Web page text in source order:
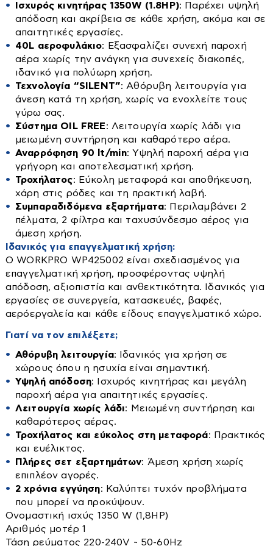
Πολύφωτα
Πορτατίφ
Πρίζες-διακόπτες
Προβολείς
Σποτ
Ταινίες Led
Τοίχου
Ερμάρια
Καθρέπτες
Καλόγεροι
Καναπέδες
Καρέκλες
Κομοδίνα
Κρεβάτια
Κουρτινόξυλα
Μαξιλάρια-Καλύμματα-Παπλώματα
Ντουλάπες-Ραφιέρες
Παπουτσοθήκες
Πολυθρόνες
Σκαμπό
Στρώματα
Συρταριέρες
Τουαλέτες-κονσόλες
Τραπεζάκια Σαλονιού
Τραπεζαριες
Τραπέζια
Είδη Εξοχής - Εποχιακά
Set επίπλων
Αποθήκες-μπαούλα-σκίαστρα
Διάφορα είδη εξοχής
Καρέκλες-Πολυθρόνες-Σκαμπό
Κιόσκια
Κούνιες
Ντουλάπες
Ξαπλώστρες
Ομπρέλες
Παγκάκια
Τραπέζια
Κρεβάτια-Στρώματα
Κρεβάτια
Στρώματα
Δεξαμενές
Βαρέλια
Μπιτόνια
Βυτία
Αντλίες
Διάφορα εξαρτήματα
Βενζιναντλίες
Βυθιζόμενες
Επιφάνειας
Πιεστικά Δοχεία
Πιεστικά Συγκροτήματα
Αγροτικά
Αλυσοπρίονα
Αναλώσιμα
Δοχεία αποθήκευσης λαδιού-κρασιού
Ελαιοραβδιστικά
Εργαλεία χειρός
Είδη Ποτίσματος-λάστιχα
Μικροσυσκευές
Αποχυμωτές-στίφτες
Ονομαστική ισχύς 1350 W (1,8HP)
Αριθμός μοτέρ 1
Τάση ρεύματος 220-240V ~ 50-60Hz
Πίεση λειτουργίας 8 bar
Αεροφυλάκιο 40 lt
Τεχνολογία ΄SILENT΄ Χαμηλού θορύβου
Σύστημα OIL FREE Χωρίς λάδι
Στροφές χωρίς φορτίο 2880 rpm
Ροή αέρα 90 lt/min
Μήκος καλωδίου 0,3 m
Επαγγελματική χρήση ΝΑΙ
Τροχήλατος ΝΑΙ
Συμπαραδιδόμενα εξαρτήματα 2 πέλματα, 2 φίλτρα,
ταχυσύνδεσμος αέρος.
Ισχυρός κινητήρας 1350W (1.8HP): Παρέχει υψηλή
απόδοση και ακρίβεια σε κάθε χρήση, ακόμα και σε
απαιτητικές εργασίες.
40L αεροφυλάκιο: Εξασφαλίζει συνεχή παροχή
αέρα χωρίς την ανάγκη για συνεχείς διακοπές,
ιδανικό για πολύωρη χρήση.
Τεχνολογία “SILENT”: Αθόρυβη λειτουργία για
άνεση κατά τη χρήση, χωρίς να ενοχλείτε τους
γύρω σας.
Σύστημα OIL FREE: Λειτουργία χωρίς λάδι για
μειωμένη συντήρηση και καθαρότερο αέρα.
Αναρρόφηση 90 lt/min: Υψηλή παροχή αέρα για
γρήγορη και αποτελεσματική χρήση.
Τροχήλατος: Εύκολη μεταφορά και αποθήκευση,
χάρη στις ρόδες και τη πρακτική λαβή.
Συμπαραδιδόμενα εξαρτήματα: Περιλαμβάνει 2
πέλματα, 2 φίλτρα και ταχυσύνδεσμο αέρος για
άμεση χρήση.
Ιδανικός για επαγγελματική χρήση:
Ο WORKPRO WP425002 είναι σχεδιασμένος για
επαγγελματική χρήση, προσφέροντας υψηλή
απόδοση, αξιοπιστία και ανθεκτικότητα. Ιδανικός για
εργασίες σε συνεργεία, κατασκευές, βαφές,
αερόεργαλεία και κάθε είδους επαγγελματικό χώρο.
Γιατί να τον επιλέξετε;
Αθόρυβη λειτουργία: Ιδανικός για χρήση σε
χώρους όπου η ησυχία είναι σημαντική.
Υψηλή απόδοση: Ισχυρός κινητήρας και μεγάλη
παροχή αέρα για απαιτητικές εργασίες.
Λειτουργία χωρίς λάδι: Μειωμένη συντήρηση και
καθαρότερος αέρας.
Τροχήλατος και εύκολος στη μεταφορά: Πρακτικός
και ευέλικτος.
Πλήρες σετ εξαρτημάτων: Άμεση χρήση χωρίς
επιπλέον αγορές.
2 χρόνια εγγύηση: Καλύπτει τυχόν προβλήματα
που μπορεί να προκύψουν.
Ονομαστική ισχύς 1350 W (1,8HP)
Αριθμός μοτέρ 1
Τάση ρεύματος 220-240V ~ 50-60Hz